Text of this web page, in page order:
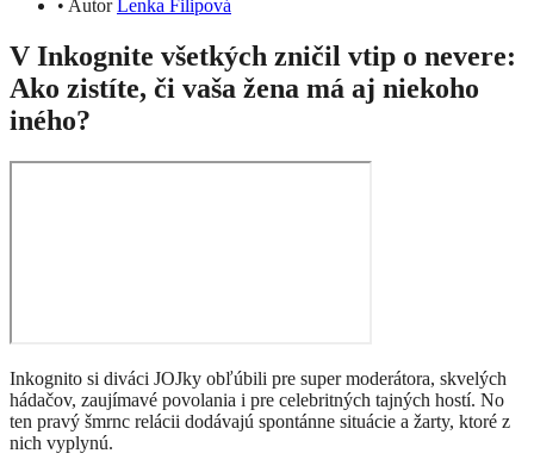
• AutorLenka Filipová
V Inkognite všetkých zničil vtip o nevere:
Ako zistíte, či vaša žena má aj niekoho
iného?
Inkognito si diváci JOJky obľúbili pre super moderátora, skvelých
hádačov, zaujímavé povolania i pre celebritných tajných hostí. No
ten pravý šmrnc relácii dodávajú spontánne situácie a žarty, ktoré z
nich vyplynú.